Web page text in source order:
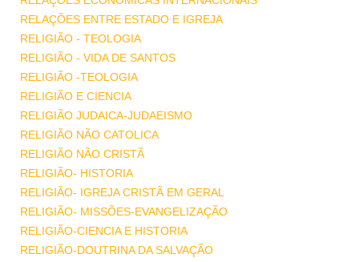
RELAÇÕES ENTRE ESTADO E IGREJA
RELIGIÃO - TEOLOGIA
RELIGIÃO - VIDA DE SANTOS
RELIGIÃO -TEOLOGIA
RELIGIÃO E CIENCIA
RELIGIÃO JUDAICA-JUDAEISMO
RELIGIÃO NÃO CATOLICA
RELIGIÃO NÃO CRISTÃ
RELIGIÃO- HISTORIA
RELIGIÃO- IGREJA CRISTÃ EM GERAL
RELIGIÃO- MISSÕES-EVANGELIZAÇÃO
RELIGIÃO-CIENCIA E HISTORIA
RELIGIÃO-DOUTRINA DA SALVAÇÃO